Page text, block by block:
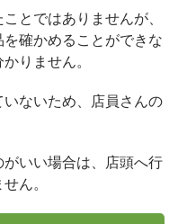
とではありませんが、
確かめることができな
りません。
ないため、店員さんの
いい場合は、店頭へ行
ん。